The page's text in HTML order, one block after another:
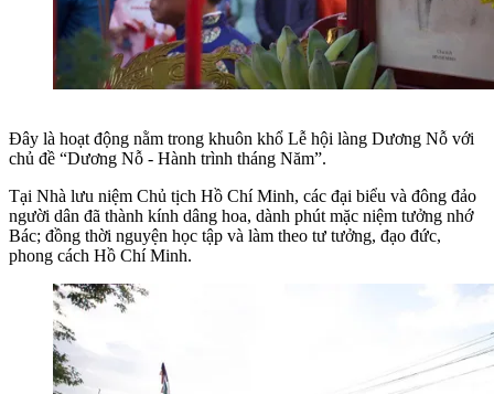
Đây là hoạt động nằm trong khuôn khổ Lễ hội làng Dương Nỗ với
chủ đề “Dương Nỗ - Hành trình tháng Năm”.
Tại Nhà lưu niệm Chủ tịch Hồ Chí Minh, các đại biểu và đông đảo
người dân đã thành kính dâng hoa, dành phút mặc niệm tưởng nhớ
Bác; đồng thời nguyện học tập và làm theo tư tưởng, đạo đức,
phong cách Hồ Chí Minh.